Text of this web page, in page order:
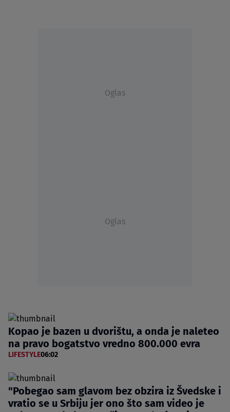
Oglas
Oglas
Kopao je bazen u dvorištu, a onda je naleteo
na pravo bogatstvo vredno 800.000 evra
LIFESTYLE06:02
"Pobegao sam glavom bez obzira iz Švedske i
vratio se u Srbiju jer ono što sam video je